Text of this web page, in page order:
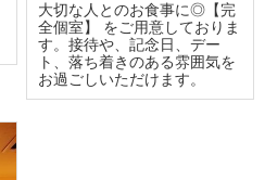
大切な人とのお食事に◎【完
全個室】 をご用意しておりま
す。接待や、記念日、デー
ト、落ち着きのある雰囲気を
お過ごしいただけます。